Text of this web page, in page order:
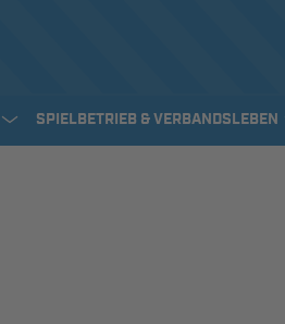
SPIELBETRIEB & VERBANDSLEBEN